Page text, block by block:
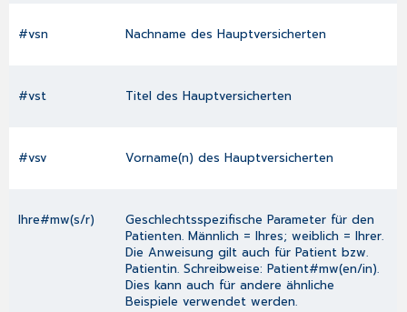
#vsn Nachname des Hauptversicherten
#vst Titel des Hauptversicherten
#vsv Vorname(n) des Hauptversicherten
Ihre#mw(s/r)
Geschlechtsspezifische Parameter für den
Patienten. Männlich = Ihres; weiblich = Ihrer.
Die Anweisung gilt auch für Patient bzw.
Patientin. Schreibweise: Patient#mw(en/in).
Dies kann auch für andere ähnliche
Beispiele verwendet werden.